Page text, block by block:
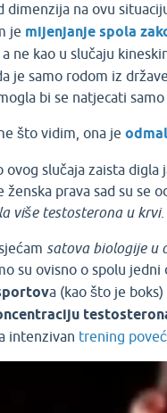
dimenzija na ovu
je mijenjanje spola
ne kao u slučaju
je samo rodom iz
bi se natjecati samo
što vidim, ona je
ovog slučaja zaista
ženska prava sad su se
više testosterona u krvi.
satova biologije u
su ovisno o spolu
a (kao što je
intenzivan trening